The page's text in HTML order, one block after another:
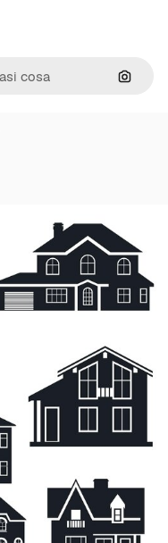
Cerca